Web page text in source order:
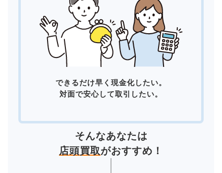
できるだけ早く現金化したい。
対面で安心して取引したい。
そんなあなたは
店頭買取がおすすめ！